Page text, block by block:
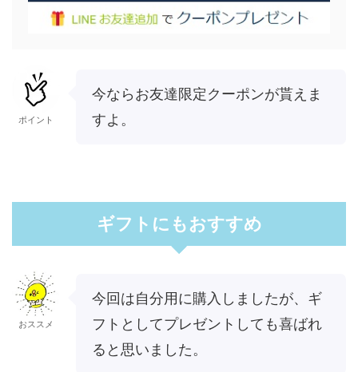
ポイント
今ならお友達限定クーポンが貰えま
すよ。
ギフトにもおすすめ
おススメ
今回は自分用に購入しましたが、ギ
フトとしてプレゼントしても喜ばれ
ると思いました。